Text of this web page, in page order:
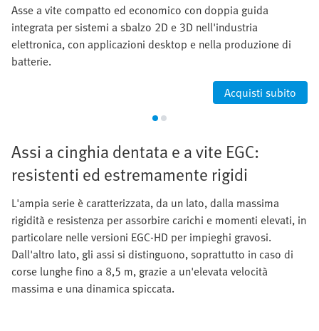
Asse a vite compatto ed economico con doppia guida
integrata per sistemi a sbalzo 2D e 3D nell'industria
elettronica, con applicazioni desktop e nella produzione di
batterie.
Acquisti subito
Assi a cinghia dentata e a vite EGC:
resistenti ed estremamente rigidi
L'ampia serie è caratterizzata, da un lato, dalla massima
rigidità e resistenza per assorbire carichi e momenti elevati, in
particolare nelle versioni EGC-HD per impieghi gravosi.
Dall'altro lato, gli assi si distinguono, soprattutto in caso di
corse lunghe fino a 8,5 m, grazie a un'elevata velocità
massima e una dinamica spiccata.